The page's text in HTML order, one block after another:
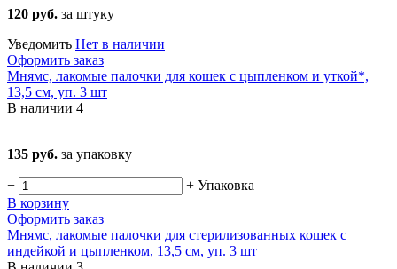
120 руб. за штуку
Уведомить Нет в наличии
Оформить заказ
Мнямс, лакомые палочки для кошек с цыпленком и уткой*,
13,5 см, уп. 3 шт
В наличии 4
135 руб. за упаковку
− + Упаковка
В корзину
Оформить заказ
Мнямс, лакомые палочки для стерилизованных кошек с
индейкой и цыпленком, 13,5 см, уп. 3 шт